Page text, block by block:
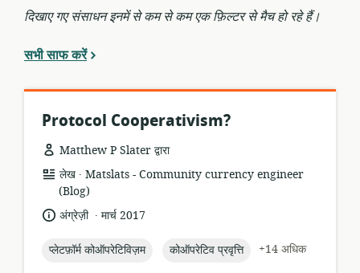
से
दिखाए गए संसाधन इनमें से कम से कम एक फ़िल्टर से मैच हो रहे हैं।
सभी साफ करें
Protocol Cooperativism?
Matthew P Slater द्वारा
संसाधन
प्रारूप:
लेख .
प्रकाशक:Matslats - Community currency engineer
(Blog)
भाषा:अंग्रेज़ी .
प्रकाशनमार्च 2017
topic:
प्लेटफ़ॉर्म कोऑपरेटिविज़म topic:
कोऑपरेटिव प्रवृत्ति
+14 अधिक